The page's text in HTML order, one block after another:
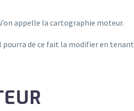
appelle la cartographie moteur.
pourra de ce fait la modifier en tenant